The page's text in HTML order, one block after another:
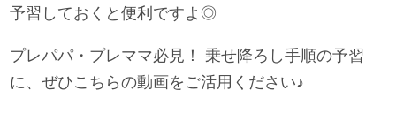
予習しておくと便利ですよ◎
プレパパ・プレママ必見！ 乗せ降ろし手順の予習
に、ぜひこちらの動画をご活用ください♪